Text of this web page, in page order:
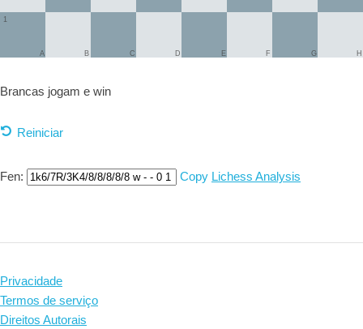
1
A B C D E F G H
Brancas jogam e win
Reiniciar
Fen: Copy Lichess Analysis
Privacidade
Termos de serviço
Direitos Autorais